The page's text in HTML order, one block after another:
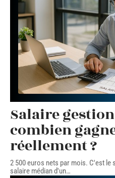
Salaire
combien
réellement ?
2 500 euros nets par mois. C'est
salaire médian d'un…